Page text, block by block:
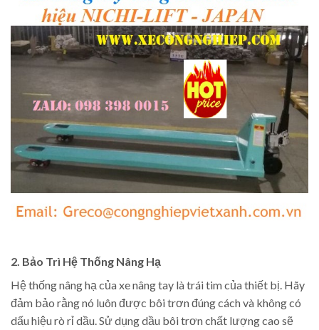
2. Bảo Trì Hệ Thống Nâng Hạ
Hệ thống nâng hạ của xe nâng tay là trái tim của thiết bị. Hãy
đảm bảo rằng nó luôn được bôi trơn đúng cách và không có
dấu hiệu rò rỉ dầu. Sử dụng dầu bôi trơn chất lượng cao sẽ